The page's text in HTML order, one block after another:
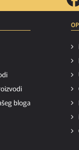
bloga